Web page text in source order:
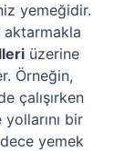
yemeğidir.
aktarmakla
üzerine
Örneğin,
çalışırken
bir
yemek